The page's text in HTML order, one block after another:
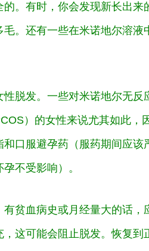
。有时，你会发现新长出来
。还有一些在米诺地尔溶液
脱发。一些对米诺地尔无反
）的女性来说尤其如此，
口服避孕药（服药期间应该
不受影响）。
贫血病史或月经量大的话，
这可能会阻止脱发。恢复到